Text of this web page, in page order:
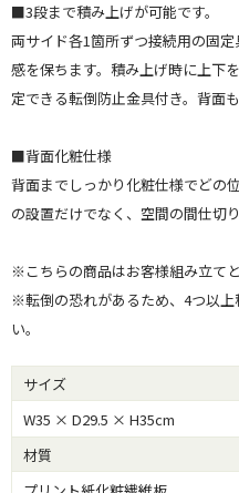
■3段まで積み上げが可能です。
両サイド各1箇所ずつ接続用の固
感を保ちます。積み上げ時に上下
定できる転倒防止金具付き。背面
■背面化粧仕様
背面までしっかり化粧仕様でどの
の設置だけでなく、空間の間仕切
※こちらの商品はお客様組み立てと
※転倒の恐れがあるため、4つ以
い。
サイズ
W35 × D29.5 × H35cm
材質